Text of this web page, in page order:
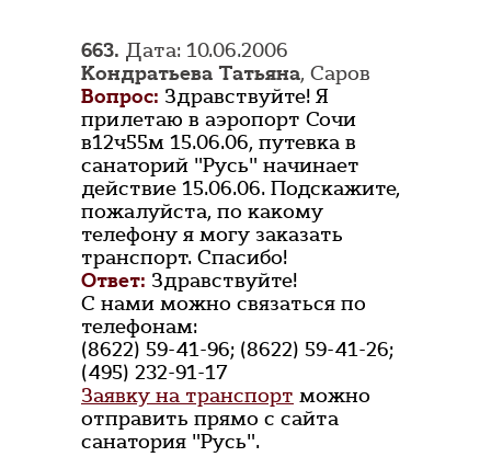
663. Дата: 10.06.2006
Кондратьева Татьяна, Саров
Вопрос: Здравствуйте! Я
прилетаю в аэропорт Сочи
в12ч55м 15.06.06, путевка в
санаторий "Русь" начинает
действие 15.06.06. Подскажите,
пожалуйста, по какому
телефону я могу заказать
транспорт. Спасибо!
Ответ: Здравствуйте!
С нами можно связаться по
телефонам:
(8622) 59-41-96; (8622) 59-41-26;
(495) 232-91-17
Заявку на транспорт можно
отправить прямо с сайта
санатория "Русь".